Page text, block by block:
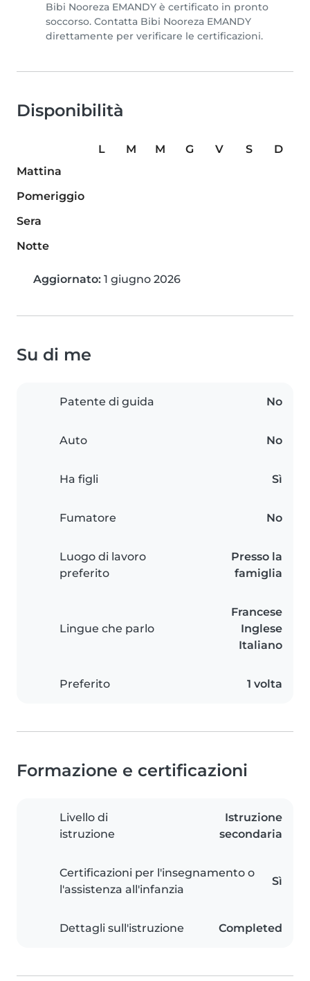
Bibi Nooreza EMANDY è certificato in pronto
soccorso. Contatta Bibi Nooreza EMANDY
direttamente per verificare le certificazioni.
Disponibilità
L M M G V S
D
Mattina
Pomeriggio
Sera
Notte
Aggiornato: 1 giugno 2026
Su di me
Patente di guida No
Auto No
Ha figli Sì
Fumatore No
Luogo di lavoro
preferito
Presso la
famiglia
Lingue che parlo
Francese
Inglese
Italiano
Preferito 1 volta
Formazione e certificazioni
Livello di
istruzione
Istruzione
secondaria
Certificazioni per l'insegnamento o
l'assistenza all'infanzia
Sì
Dettagli sull'istruzione Completed